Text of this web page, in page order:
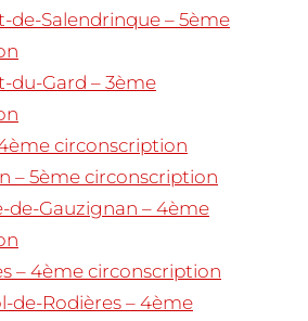
de-Salendrinque – 5ème
du-Gard – 3ème
circonscription
– 5ème circonscription
de-Gauzignan – 4ème
– 4ème circonscription
de-Rodières – 4ème